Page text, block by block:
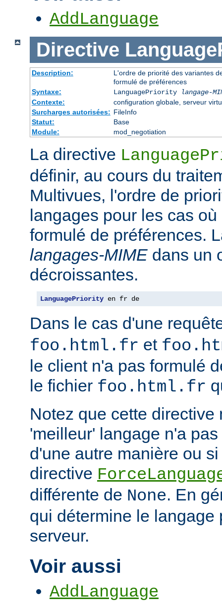
AddLanguage
Directive
Description:
L'ordre de priorité des variantes
formulé de préférences
Syntaxe:
LanguagePriority
langage-
Contexte:
configuration globale, serveur
Surcharges autorisées: FileInfo
Statut:
Base
Module:
mod_negotiation
La directive
définir, au cours du
Multivues, l'ordre de
langages pour les cas
formulé de préférences.
langages-MIME dans un
décroissantes.
LanguagePriority en fr de
Dans le cas d'une
foo.html.fr et
le client n'a pas formulé
le fichier foo.html.fr
Notez que cette directive
'meilleur' langage n'a
d'une autre manière ou
directive
différente de None. En
qui détermine le langage
serveur.
Voir aussi
AddLanguage